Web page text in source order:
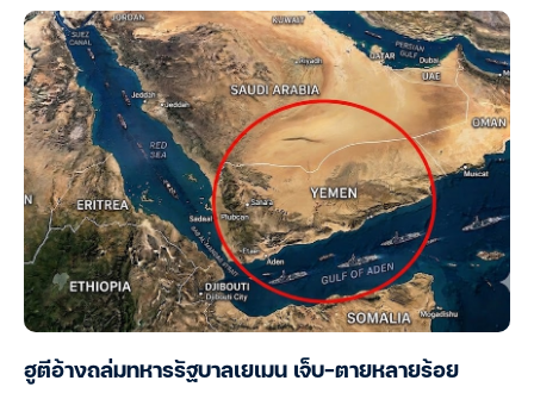
ฮูตีอ้างถล่มทหารรัฐบาลเยเมน เจ็บ-ตายหลายร้อย